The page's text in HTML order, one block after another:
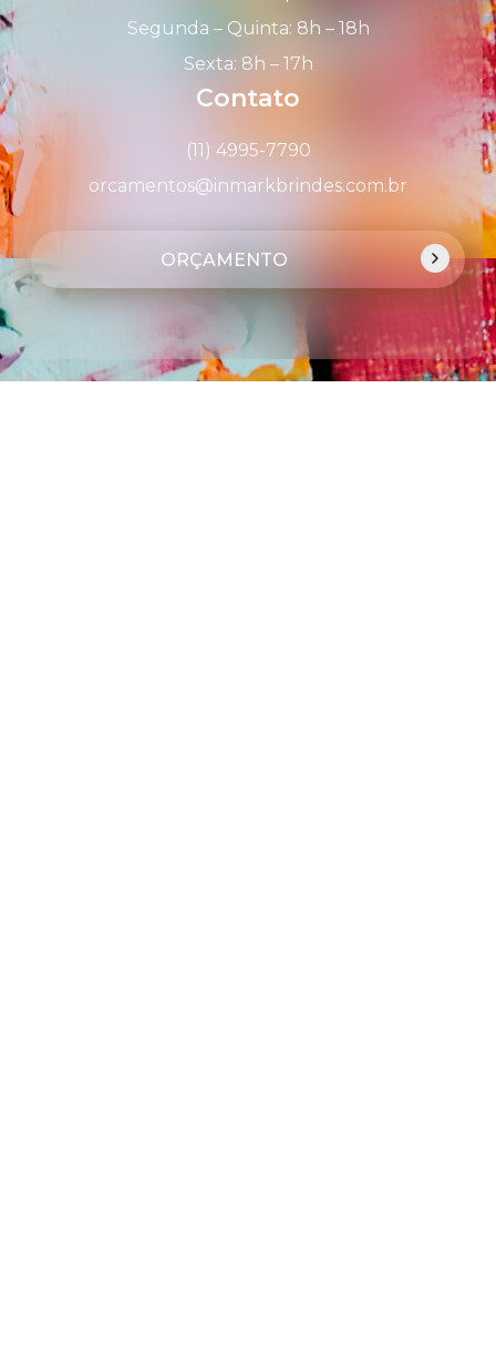
Segunda – Quinta: 8h – 18h
Sexta: 8h – 17h
Contato
(11) 4995-7790
orcamentos@inmarkbrindes.com.br
ORÇAMENTO